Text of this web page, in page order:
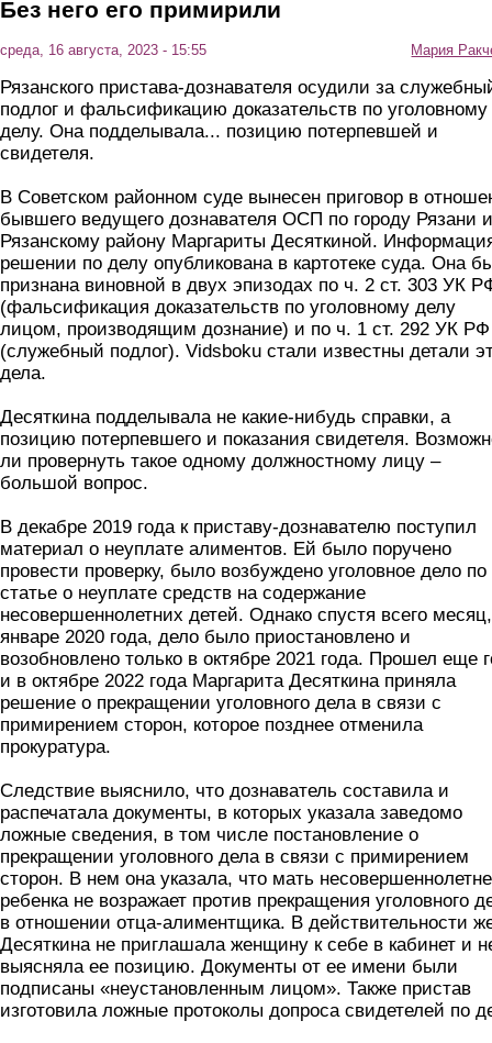
Без него его примирили
среда, 16 августа, 2023 - 15:55 Мария
Рязанского пристава-дознавателя осудили за
подлог и фальсификацию доказательств по уголовному
делу. Она подделывала... позицию потерпевшей и
свидетеля.
В Советском районном суде вынесен приговор в
бывшего ведущего дознавателя ОСП по городу Рязани и
Рязанскому району Маргариты Десяткиной.
решении по делу опубликована в картотеке суда. Она
признана виновной в двух эпизодах по ч. 2 ст. 303 УК
(фальсификация доказательств по уголовному делу
лицом, производящим дознание) и по ч. 1 ст. 292 УК РФ
(служебный подлог). Vidsboku стали известны детали
дела.
Десяткина подделывала не какие-нибудь справки, а
позицию потерпевшего и показания свидетеля.
ли провернуть такое одному должностному лицу –
большой вопрос.
В декабре 2019 года к приставу-дознавателю поступил
материал о неуплате алиментов. Ей было поручено
провести проверку, было возбуждено уголовное дело по
статье о неуплате средств на содержание
несовершеннолетних детей. Однако спустя всего
январе 2020 года, дело было приостановлено и
возобновлено только в октябре 2021 года. Прошел еще
и в октябре 2022 года Маргарита Десяткина приняла
решение о прекращении уголовного дела в связи с
примирением сторон, которое позднее отменила
прокуратура.
Следствие выяснило, что дознаватель составила и
распечатала документы, в которых указала заведомо
ложные сведения, в том числе постановление о
прекращении уголовного дела в связи с примирением
сторон. В нем она указала, что мать
ребенка не возражает против прекращения уголовного
в отношении отца-алиментщика. В действительности
Десяткина не приглашала женщину к себе в кабинет и
выясняла ее позицию. Документы от ее имени были
подписаны «неустановленным лицом». Также пристав
изготовила ложные протоколы допроса свидетелей по